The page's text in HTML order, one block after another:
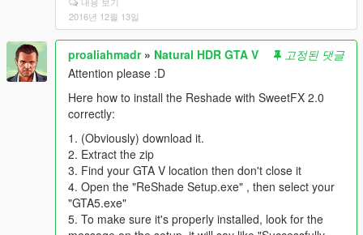
2016년 12월 13일
proaliahmadr» Natural HDR GTA V
고정된 댓글
Attention please :D
Here how to install the Reshade with SweetFX 2.0
correctly:
1. (Obviously) download it.
2. Extract the zip
3. Find your GTA V location then don't close it
4. Open the "ReShade Setup.exe" , then select your
"GTA5.exe"
5. To make sure it's properly installed, look for the